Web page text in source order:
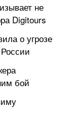
не
Digitours
о угрозе
бой